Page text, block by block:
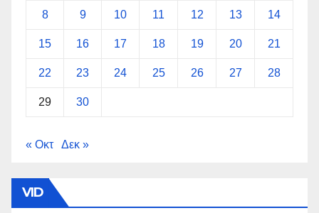
8 9 10 11 12 13 14
15 16 17 18 19 20 21
22 23 24 25 26 27 28
29 30
« Οκτ Δεκ »
VID